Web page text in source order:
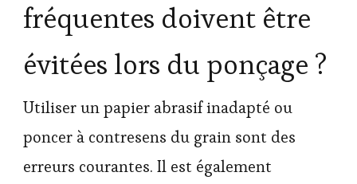
fréquentes doivent être
évitées lors du ponçage ?
Utiliser un papier abrasif inadapté ou
poncer à contresens du grain sont des
erreurs courantes. Il est également